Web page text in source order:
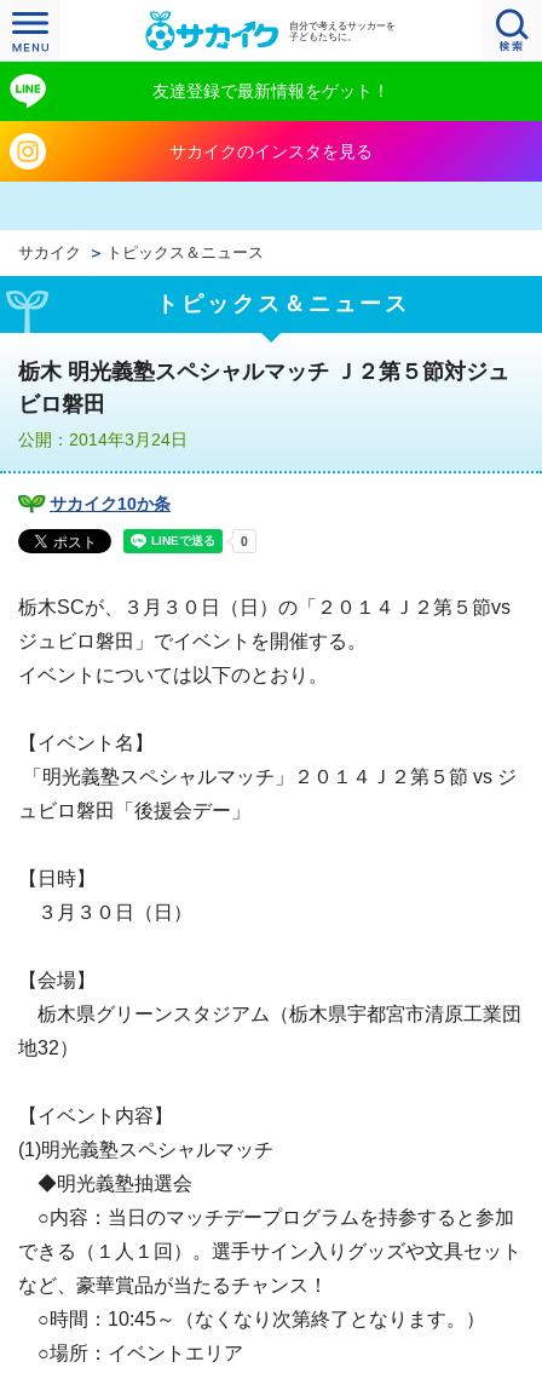
自分で考えるサッカーを
子どもたちに。
友達登録で最新情報をゲット！
サカイクのインスタを見る
サカイク トピックス＆ニュース
トピックス＆ニュース
栃木 明光義塾スペシャルマッチ Ｊ２第５節対ジュ
ビロ磐田
公開：2014年3月24日
サカイク10か条
栃木SCが、３月３０日（日）の「２０１４Ｊ２第５節vs
ジュビロ磐田」でイベントを開催する。
イベントについては以下のとおり。
【イベント名】
「明光義塾スペシャルマッチ」２０１４Ｊ２第５節 vs ジ
ュビロ磐田「後援会デー」
【日時】
３月３０日（日）
【会場】
栃木県グリーンスタジアム（栃木県宇都宮市清原工業団
地32）
【イベント内容】
(1)明光義塾スペシャルマッチ
◆明光義塾抽選会
○内容：当日のマッチデープログラムを持参すると参加
できる（１人１回）。選手サイン入りグッズや文具セット
など、豪華賞品が当たるチャンス！
○時間：10:45～（なくなり次第終了となります。）
○場所：イベントエリア